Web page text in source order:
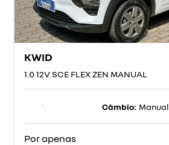
KWID
1.0 12V SCE FLEX ZEN MANUAL
Câmbio: Manual
Por apenas